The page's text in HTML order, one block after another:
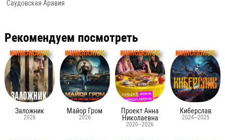
Cаудовская Аравия
Рекомендуем посмотреть
Заложник
2026
Майор Гром
2026
Проект Анна
Николаевна
2020–2026
Киберслав
2024–2025